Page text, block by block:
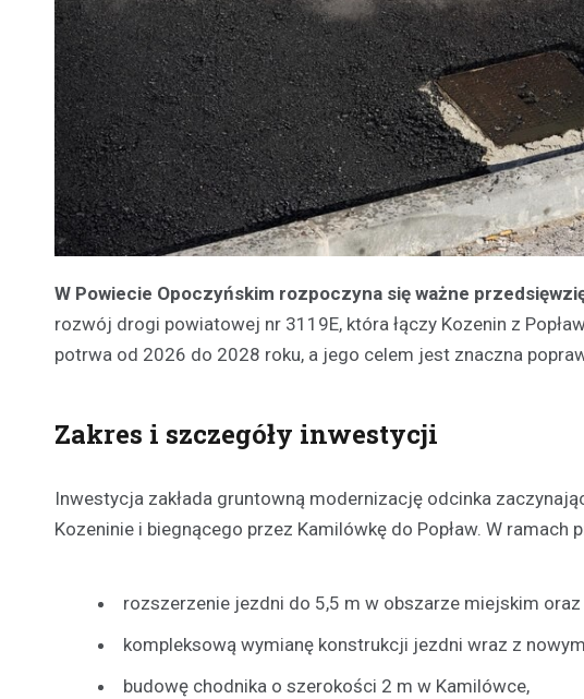
W Powiecie Opoczyńskim rozpoczyna się ważne
rozwój drogi powiatowej nr 3119E, która łączy Kozenin z
potrwa od 2026 do 2028 roku, a jego celem jest znaczna
Zakres i szczegóły inwestycji
Inwestycja zakłada gruntowną modernizację odcinka
Kozeninie i biegnącego przez Kamilówkę do Popław. W
rozszerzenie jezdni do 5,5 m w obszarze miejskim
kompleksową wymianę konstrukcji jezdni wraz z
budowę chodnika o szerokości 2 m w Kamilówce,